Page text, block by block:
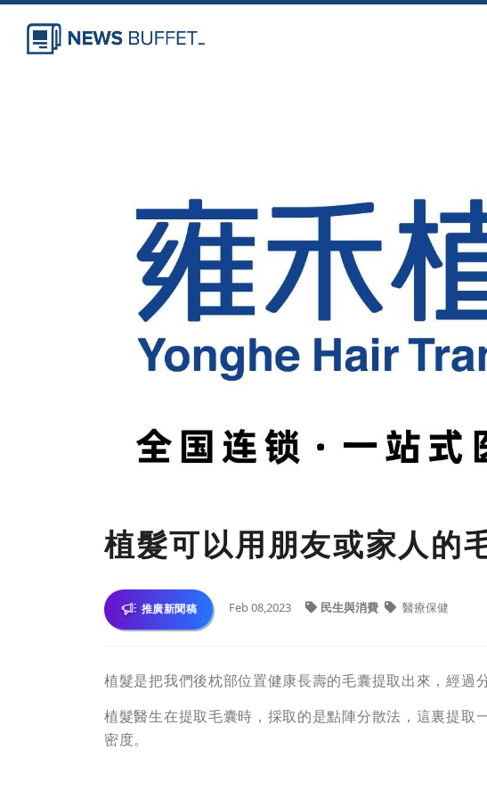
植髮可以用朋友或家人的
推廣新聞稿 Feb 08,2023 民生與消費 醫療保健
植髮是把我們後枕部位置健康長壽的毛囊提取出來，經過
植髮醫生在提取毛囊時，採取的是點陣分散法，這裏提
密度。